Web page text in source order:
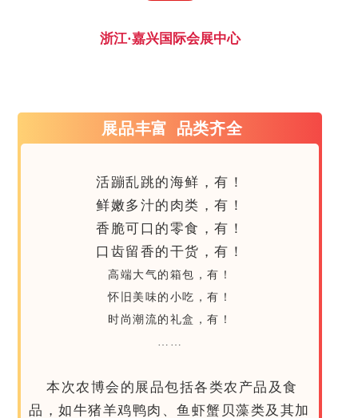
浙江·嘉兴国际会展中心
展品丰富 品类齐全
活蹦乱跳的海鲜，有！
鲜嫩多汁的肉类，有！
香脆可口的零食，有！
口齿留香的干货，有！
高端大气的箱包，有！
怀旧美味的小吃，有！
时尚潮流的礼盒，有！
本次农博会的展品包括各类农产品及食
品，如牛猪羊鸡鸭肉、鱼虾蟹贝藻类及其加